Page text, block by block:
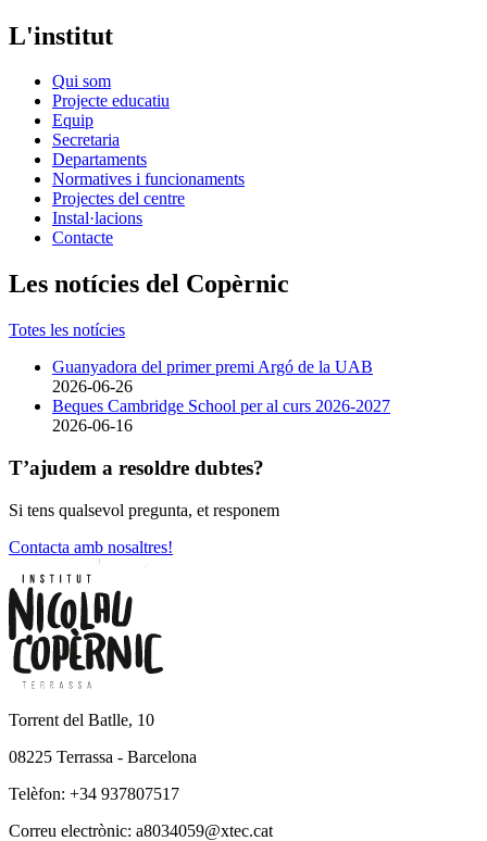
L'institut
Qui som
Projecte educatiu
Equip
Secretaria
Departaments
Normatives i funcionaments
Projectes del centre
Instal·lacions
Contacte
Les notícies del Copèrnic
Totes les notícies
Guanyadora del primer premi Argó de la UAB
2026-06-26
Beques Cambridge School per al curs 2026-2027
2026-06-16
T’ajudem a resoldre dubtes?
Si tens qualsevol pregunta, et responem
Contacta amb nosaltres!
Torrent del Batlle, 10
08225 Terrassa - Barcelona
Telèfon: +34 937807517
Correu electrònic: a8034059@xtec.cat